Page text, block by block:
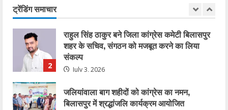
ट्रेंडिंग समाचार
1
2
राहुल सिंह ठाकुर बने जिला कांग्रेस कमेटी बिलासपुर
शहर के सचिव, संगठन को मजबूत करने का लिया
संकल्प
July 3, 2026
जलियांवाला बाग शहीदों को कांग्रेस का नमन,
बिलासपुर में श्रद्धांजलि कार्यक्रम आयोजित